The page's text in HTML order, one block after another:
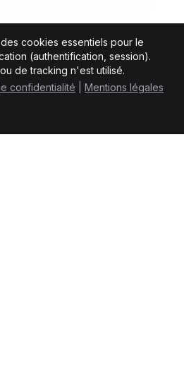
cookies essentiels pour le
(authentification, session).
de tracking n'est utilisé.
confidentialité Mentions légales